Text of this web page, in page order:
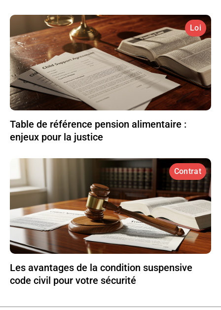
Loi
Table de référence pension alimentaire :
enjeux pour la justice
Contrat
Les avantages de la condition suspensive
code civil pour votre sécurité